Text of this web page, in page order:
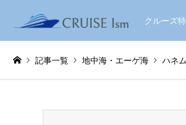
クルーズ
記事一覧 地中海・エーゲ海 ハネ